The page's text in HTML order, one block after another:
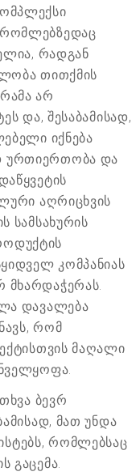
რადგან
თითქმის
არ
და, შესაბამისად,
იქნება
ურთიერთობა და
აღრიცხვის
სამსახურის
კომპანიას
მხარდაჭერას.
დავალება
რომ
მაღალი
ბევრ
მათ უნდა
რომლებსაც
გაცემა.